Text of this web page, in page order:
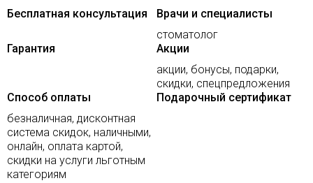
Бесплатная консультация
Врачи и специалисты
стоматолог
Гарантия
Акции
акции, бонусы, подарки,
скидки, спецпредложения
Способ оплаты
безналичная, дисконтная
система скидок, наличными,
онлайн, оплата картой,
скидки на услуги льготным
категориям
Подарочный сертификат